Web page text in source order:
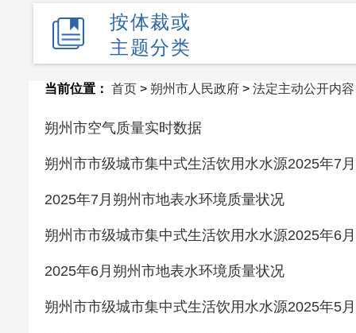
按体裁或
主题分类
当前位置： 首页 > 朔州市人民政府 > 法定主动公开内容
朔州市空气质量实时数据
朔州市市级城市集中式生活饮用水水源2025年7
2025年7月朔州市地表水环境质量状况
朔州市市级城市集中式生活饮用水水源2025年6
2025年6月朔州市地表水环境质量状况
朔州市市级城市集中式生活饮用水水源2025年5